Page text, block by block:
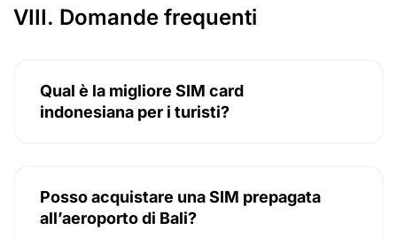
VIII. Domande frequenti
Qual è la migliore SIM card
indonesiana per i turisti?
Posso acquistare una SIM prepagata
all’aeroporto di Bali?